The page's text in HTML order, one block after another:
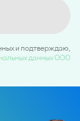
и подтверждаю,
данных ООО